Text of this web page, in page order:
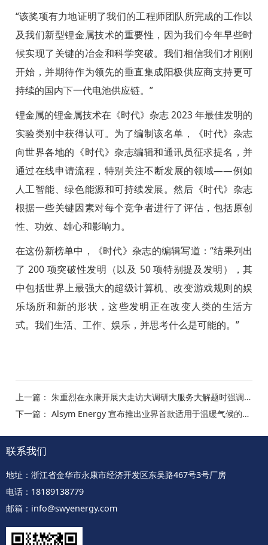
“该奖项有力地证明了我们的工程师团队所完成的工作以
及我们新型锂金属技术的重要性，因为我们今年早些时
候实现了关键的冶金和科学突破。我们相信我们才刚刚
开始，并期待作为领先的垂直集成阳极供应商支持更可
持续的国内下一代电池供应链。”
锂金属的锂金属技术在《时代》杂志 2023 年最佳发明的
实验类别中获得认可。为了编制该名单，《时代》杂志
向世界各地的《时代》杂志编辑和通讯员征求提名，并
通过在线申请流程，特别关注不断发展的领域——例如
人工智能、绿色能源和可持续发展。然后《时代》杂志
根据一些关键因素对每个竞争者进行了评估，包括原创
性、功效、雄心和影响力。
在这份新榜单中，《时代》杂志的编辑写道：“结果列出
了 200 项突破性发明（以及 50 项特别提及发明），其
中包括世界上最强大的超级计算机、改变游戏规则的娱
乐场所和新的形状，这些发明正在改变人类的生活方
式。我们生活、工作、娱乐，并思考什么是可能的。”
上一篇： 朱重烈在永康开展大走访大调研大服务大解题时强调：实打实为企业解决难题 全力助推一季度经济社会发展开好局起好步
下一篇： Alsym Energy 宣布推出业界首款适用于温暖气候的高性能、不可燃电池存储选项
联系我们
地址：浙江省金华市永康市经济开发区东吴路467号3号厂房
电话：18189138779
邮箱：info@swyenergy.com